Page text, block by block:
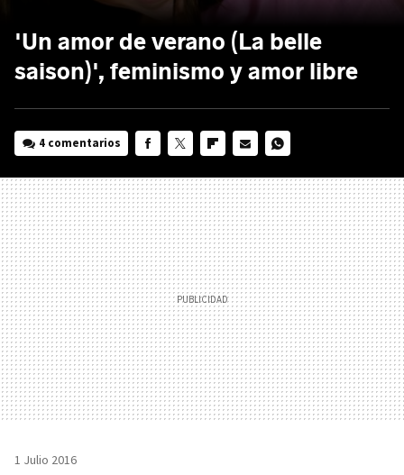
'Un amor de verano (La belle
saison)', feminismo y amor libre
4 comentarios
MAIL
1 Julio 2016